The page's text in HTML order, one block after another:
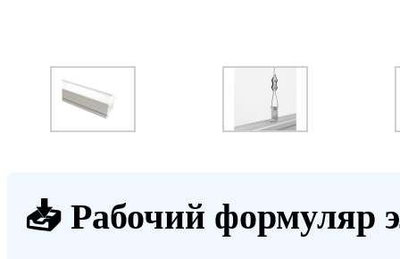
📥 Рабочий формуляр